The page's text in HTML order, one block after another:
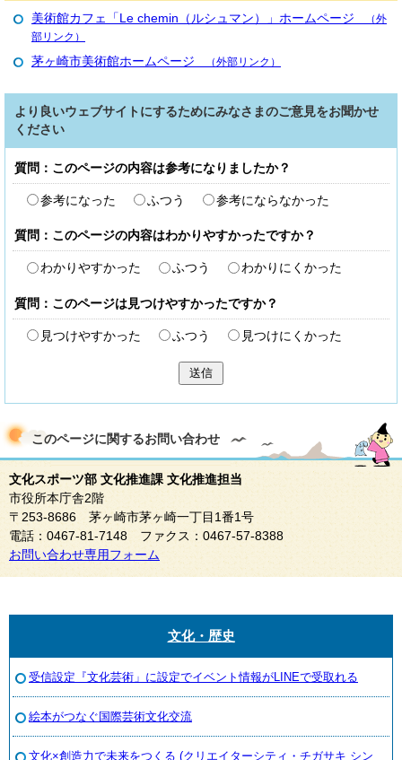
美術館カフェ「Le chemin（ルシュマン）」ホームページ （外
部リンク）
茅ヶ崎市美術館ホームページ （外部リンク）
より良いウェブサイトにするためにみなさまのご意見をお聞かせ
ください
質問：このページの内容は参考になりましたか？
参考になった ふつう 参考にならなかった
質問：このページの内容はわかりやすかったですか？
わかりやすかった ふつう わかりにくかった
質問：このページは見つけやすかったですか？
見つけやすかった ふつう 見つけにくかった
送信
このページに関するお問い合わせ
文化スポーツ部 文化推進課 文化推進担当
市役所本庁舎2階
〒253-8686 茅ヶ崎市茅ヶ崎一丁目1番1号
電話：0467-81-7148 ファクス：0467-57-8388
お問い合わせ専用フォーム
文化・歴史
受信設定『文化芸術」に設定でイベント情報がLINEで受取れる
絵本がつなぐ国際芸術文化交流
文化×創造力で未来をつくる (クリエイターシティ・チガサキ シン